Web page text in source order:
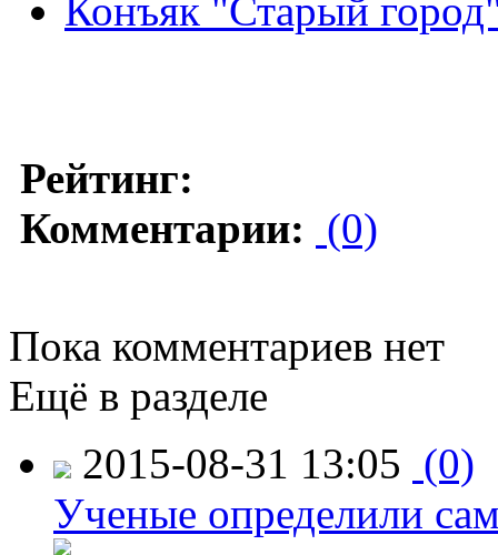
Конъяк "Старый
Рейтинг:
Комментарии: (0)
Пока комментариев нет
Ещё в разделе
2015-08-31 13:05 (0)
Ученые определили